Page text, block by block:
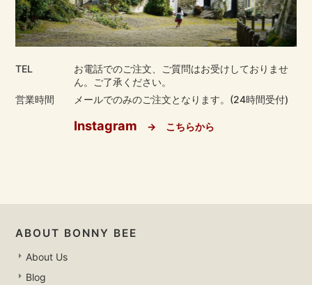
TEL
お電話でのご注文、ご質問はお受けしておりませ
ん。ご了承ください。
営業時間
メールでのみのご注文となります。(24時間受付)
Instagram → こちらから
ABOUT BONNY BEE
About Us
Blog